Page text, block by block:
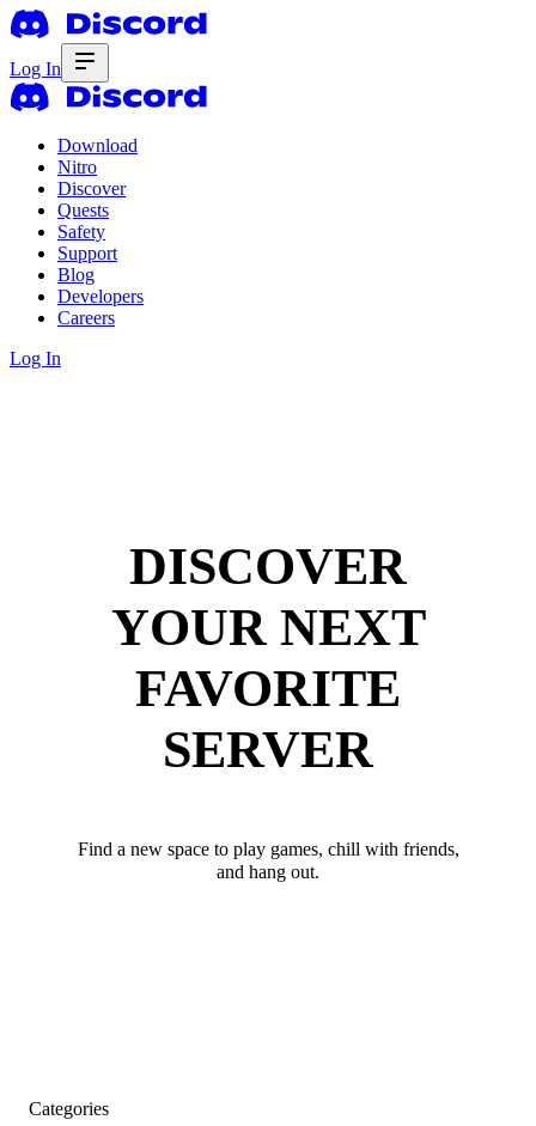
Log In
Download
Nitro
Discover
Quests
Safety
Support
Blog
Developers
Careers
Log In
DISCOVER
YOUR NEXT
FAVORITE
SERVER
Find a new space to play games, chill with friends,
and hang out.
Categories